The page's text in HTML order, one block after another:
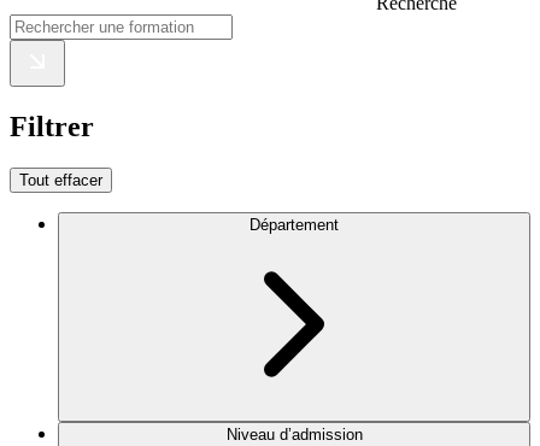
Filtrer
Tout effacer
Département
Niveau d’admission